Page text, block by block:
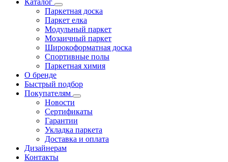
Каталог
Паркетная доска
Паркет елка
Модульный паркет
Мозаичный паркет
Широкоформатная доска
Спортивные полы
Паркетная химия
О бренде
Быстрый подбор
Покупателям
Новости
Сертификаты
Гарантии
Укладка паркета
Доставка и оплата
Дизайнерам
Контакты